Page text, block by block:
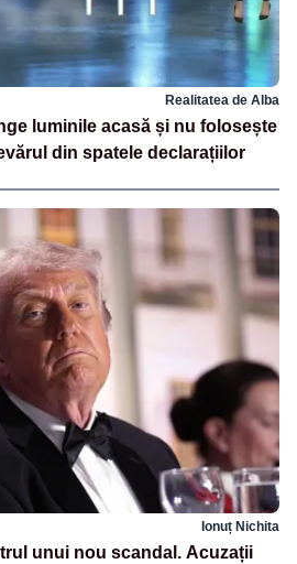
Realitatea de Alba
luminile acasă și nu folosește
din spatele declarațiilor
Ionuț Nichita
unui nou scandal. Acuzații